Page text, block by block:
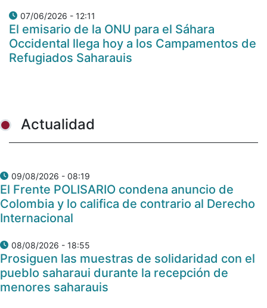
07/06/2026 - 12:11
El emisario de la ONU para el Sáhara
Occidental llega hoy a los Campamentos de
Refugiados Saharauis
Actualidad
09/08/2026 - 08:19
El Frente POLISARIO condena anuncio de
Colombia y lo califica de contrario al Derecho
Internacional
08/08/2026 - 18:55
Prosiguen las muestras de solidaridad con el
pueblo saharaui durante la recepción de
menores saharauis